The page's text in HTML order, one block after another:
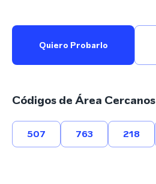
Quiero Probarlo
Códigos de Área Cercanos
507 763 218